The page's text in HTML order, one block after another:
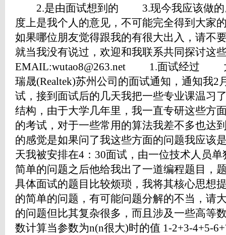
2.是由面试想到的 3.现今我应该做
度上是我个人的意见，不可能完全得到大家
如果哪位朋友觉得跟我的有很大出入，请不
就当我没有说过，欢迎和我联系共同探讨这
EMAIL:wutao8@263.net 1.面试经过 大
瑞晟(Realtek)苏州公司的面试通知，通知我2
试，接到面试后的几天我把一些专业课温习
结构，由于大学几年里，我一直专研这些方
的考试，对于一些常用的算法我差不多也达
的感觉是如果问了我这些方面的问题我应
天我被安排在4：30面试，由一位技术人员
简单的问题之后他给我出了一道编程题目
具体面试的题目比较烦琐，我将其核心思想
的简单的问题，有可能问题分解的不当，请
的问题但比其复杂很多，而且涉及一些高
数计算当参数为n(n很大)时的值 1-2+3-